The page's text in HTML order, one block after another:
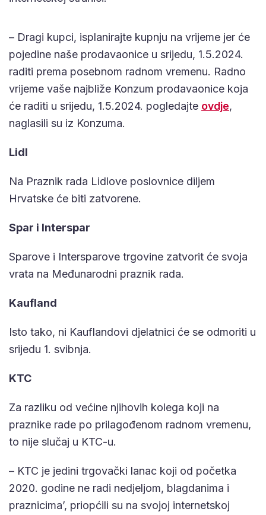
– Dragi kupci, isplanirajte kupnju na vrijeme jer će
pojedine naše prodavaonice u srijedu, 1.5.2024.
raditi prema posebnom radnom vremenu. Radno
vrijeme vaše najbliže Konzum prodavaonice koja
će raditi u srijedu, 1.5.2024. pogledajte ovdje,
naglasili su iz Konzuma.
Lidl
Na Praznik rada Lidlove poslovnice diljem
Hrvatske će biti zatvorene.
Spar i Interspar
Sparove i Intersparove trgovine zatvorit će svoja
vrata na Međunarodni praznik rada.
Kaufland
Isto tako, ni Kauflandovi djelatnici će se odmoriti u
srijedu 1. svibnja.
KTC
Za razliku od većine njihovih kolega koji na
praznike rade po prilagođenom radnom vremenu,
to nije slučaj u KTC-u.
– KTC je jedini trgovački lanac koji od početka
2020. godine ne radi nedjeljom, blagdanima i
praznicima’, priopćili su na svojoj internetskoj